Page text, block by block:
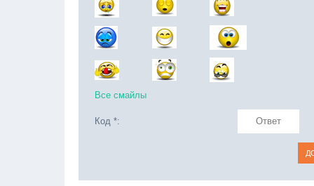
Все смайлы
Код *: